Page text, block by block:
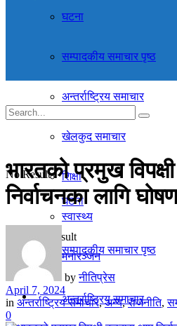
घटना
सम्पादकीय समाचार पृष्ठ
अन्तर्राष्ट्रिय समाचार
खेलकुद समाचार
शिक्षा
स्वास्थ्य
मनाेरञ्जन
राजनीति
गृहपृष्ठ
घटना
सम्पादकीय समाचार पृष्ठ
अन्तर्राष्ट्रिय समाचार
No Result
View All Result
भारतको प्रमुख
निर्वाचनका लागि
by नीतिप्रेस
April 7, 2024
in अन्तर्राष्ट्रिय समाचार,अन्य,राजनीति,
0